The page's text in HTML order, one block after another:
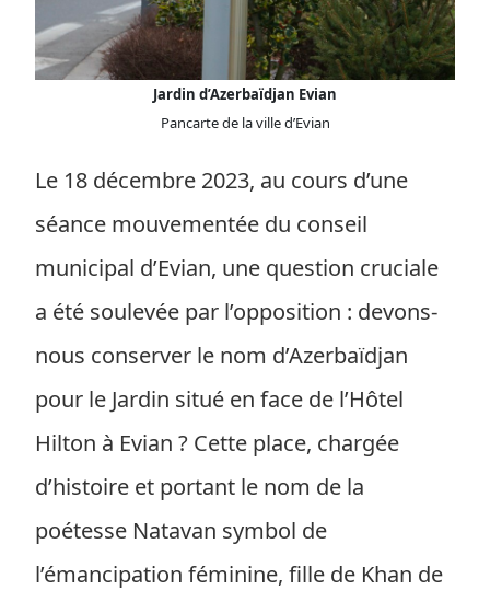
Jardin d’Azerbaïdjan Evian
Pancarte de la ville d’Evian
Le 18 décembre 2023, au cours d’une
séance mouvementée du conseil
municipal d’Evian, une question cruciale
a été soulevée par l’opposition : devons-
nous conserver le nom d’Azerbaïdjan
pour le Jardin situé en face de l’Hôtel
Hilton à Evian ? Cette place, chargée
d’histoire et portant le nom de la
poétesse Natavan symbol de
l’émancipation féminine, fille de Khan de